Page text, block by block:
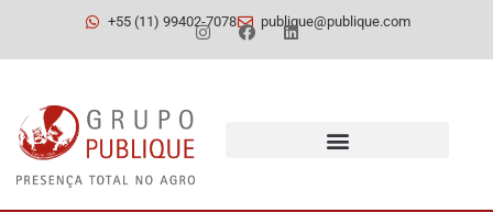
+55 (11) 99402-7078 publique@publique.com